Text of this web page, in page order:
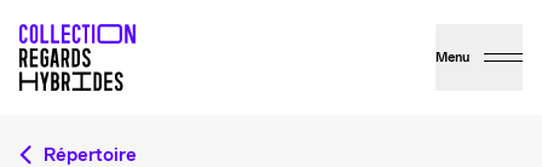
Menu
Répertoire